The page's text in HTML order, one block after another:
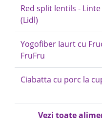
Red split lentils -
(Lidl)
Yogofiber Iaurt cu
FruFru
Ciabatta cu porc la
Vezi toate